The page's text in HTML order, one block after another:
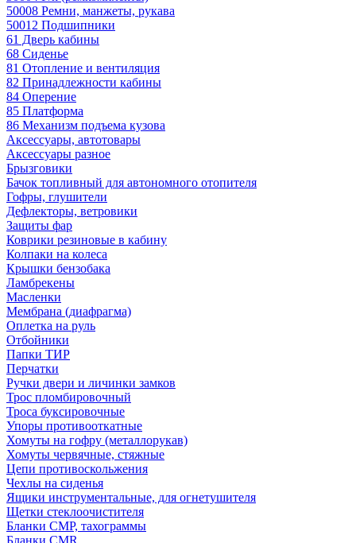
50008 Ремни, манжеты, рукава
50012 Подшипники
61 Дверь кабины
68 Сиденье
81 Отопление и вентиляция
82 Принадлежности кабины
84 Оперение
85 Платформа
86 Механизм подъема кузова
Аксессуары, автотовары
Аксессуары разное
Брызговики
Бачок топливный для автономного отопителя
Гофры, глушители
Дефлекторы, ветровики
Защиты фар
Коврики резиновые в кабину
Колпаки на колеса
Крышки бензобака
Ламбрекены
Масленки
Мембрана (диафрагма)
Оплетка на руль
Отбойники
Папки ТИР
Перчатки
Ручки двери и личинки замков
Трос пломбировочный
Троса буксировочные
Упоры противооткатные
Хомуты на гофру (металлорукав)
Хомуты червячные, стяжные
Цепи противоскольжения
Чехлы на сиденья
Ящики инструментальные, для огнетушителя
Щетки стеклоочистителя
Бланки СМР, тахограммы